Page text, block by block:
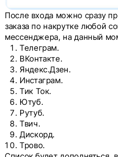
После входа можно сразу
заказа по накрутке любой
мессенджера, на данный
Телеграм.
ВКонтакте.
Яндекс.Дзен.
Инстаграм.
Тик Ток.
Ютуб.
Рутуб.
Твич.
Дискорд.
Трово.